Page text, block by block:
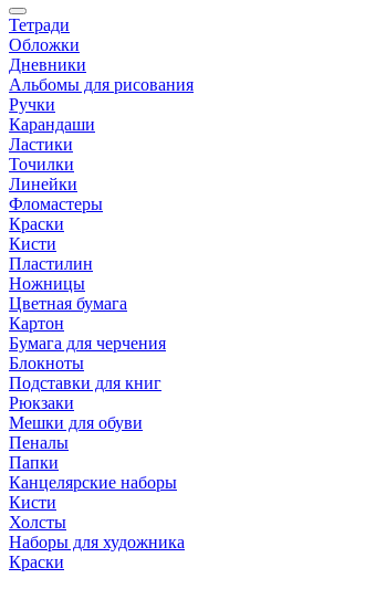
Тетради
Обложки
Дневники
Альбомы для рисования
Ручки
Карандаши
Ластики
Точилки
Линейки
Фломастеры
Краски
Кисти
Пластилин
Ножницы
Цветная бумага
Картон
Бумага для черчения
Блокноты
Подставки для книг
Рюкзаки
Мешки для обуви
Пеналы
Папки
Канцелярские наборы
Кисти
Холсты
Наборы для художника
Краски